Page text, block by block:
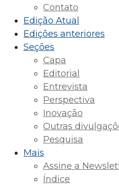
Contato
Edição Atual
Edições anteriores
Seções
Capa
Editorial
Entrevista
Perspectiva
Inovação
Outras
Pesquisa
Mais
Assine a
Índice